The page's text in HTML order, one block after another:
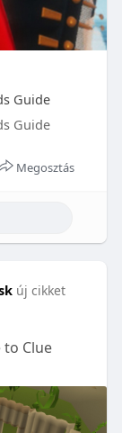
Guide
Guide
Megosztás
új cikket
to Clue